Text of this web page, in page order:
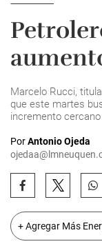
Marcelo Rucci,
que este martes
incremento cercano
PorAntonio Ojeda
+ Agregar Más